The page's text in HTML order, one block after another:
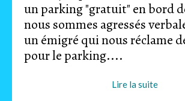
un parking "gratuit" en bord
nous sommes agressés
un émigré qui nous réclame
pour le parking....
Lire la suite